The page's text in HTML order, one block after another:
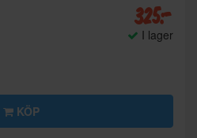
325:-
I lager
KÖP